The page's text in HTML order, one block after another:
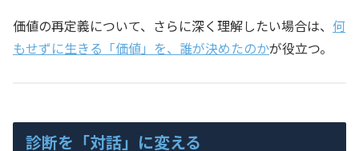
価値の再定義について、さらに深く理解したい場合は、 何
もせずに生きる「価値」を、誰が決めたのかが役立つ。
診断を「対話」に変える